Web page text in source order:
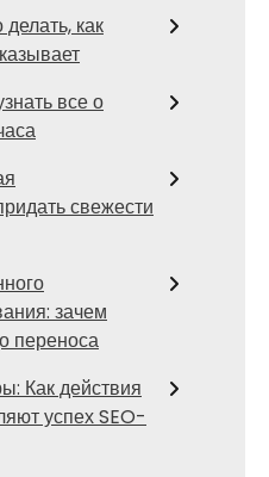
как
все о
свежести
зачем
переноса
Как действия
успех SEO-